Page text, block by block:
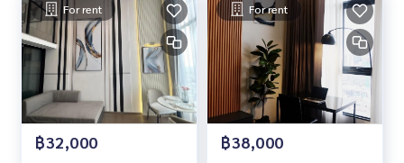
For rent
฿32,000
For rent
฿38,000